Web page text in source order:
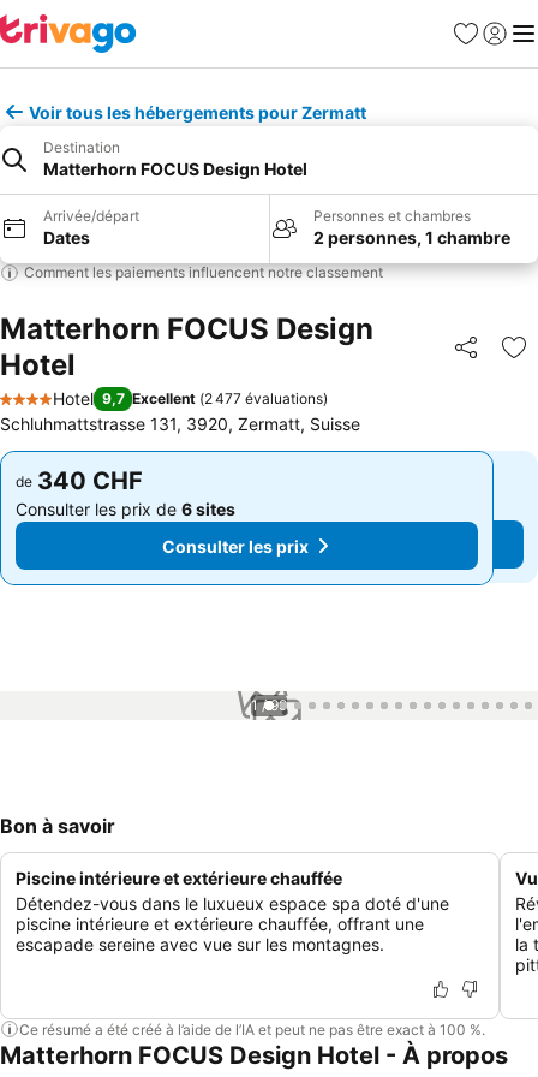
Favoris
Se
Voir tous les hébergements pour Zermatt
Destination
Matterhorn FOCUS Design Hotel
Arrivée/départ
Dates
Personnes et chambres
2 personnes, 1 chambre
Comment les paiements influencent notre classement
Matterhorn FOCUS Design
Hotel
Partager
4 Étoiles
Hotel 9,7 Excellent (2 477 évaluations)
Schluhmattstrasse 131, 3920, Zermatt, Suisse
de 340 CHF
Consulter les prix de 6 sites
Consulter les prix
de 340 CHF
Consulter les prix de 6 sites
Consulter les prix
1 / 99
Bon à savoir
Piscine intérieure et extérieure chauffée
Détendez-vous dans le luxueux espace spa doté d'une
piscine intérieure et extérieure chauffée, offrant une
escapade sereine avec vue sur les montagnes.
la
Ce résumé a été créé à l’aide de l’IA et peut ne pas être exact à 100 %.
Matterhorn FOCUS Design Hotel - À propos